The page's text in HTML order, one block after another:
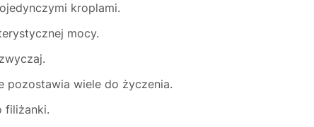
kroplami.
mocy.
pozostawia wiele do życzenia.
filiżanki.